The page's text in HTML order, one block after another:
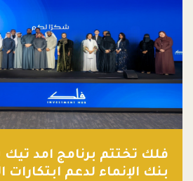
فلك تختتم برنامج امد
بنك الإنماء لدعم ابتكارات